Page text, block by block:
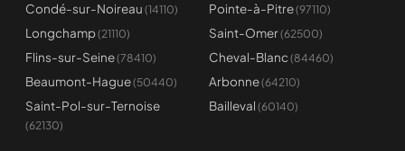
Condé-sur-Noireau (14110) Pointe-à-Pitre(97110)
Longchamp(21110) Saint-Omer(62500)
Flins-sur-Seine(78410) Cheval-Blanc (84460)
Beaumont-Hague(50440) Arbonne(64210)
Saint-Pol-sur-Ternoise
(62130)
Bailleval (60140)